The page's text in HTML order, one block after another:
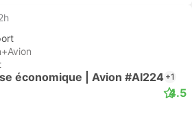
économique | Avion #AI224 +1
4.5